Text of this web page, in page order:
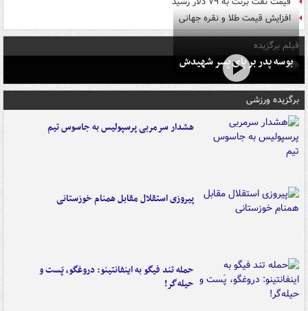
افزایش قیمت طلا و نقره جهانی
فیلم برگزیده
بوسه‌ پدر بر پای پسر شهیدش
برگزیده ورزشی
هشدار سرمربی پرسپولیس به جاسوس تیم
پیروزی استقلال مقابل همنام خوزستانی
حمله تند فیگو به اینفانتینو: دروغگو، پَست‌ و
حیله‌گر!